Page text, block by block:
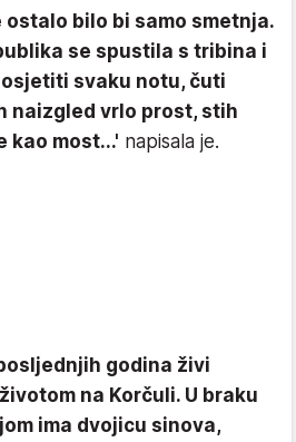
ostalo bilo bi samo smetnja.
se spustila s tribina i
svaku notu, čuti
naizgled vrlo prost, stih
kao most...' napisala je.
godina živi
na Korčuli. U braku
ima dvojicu sinova,